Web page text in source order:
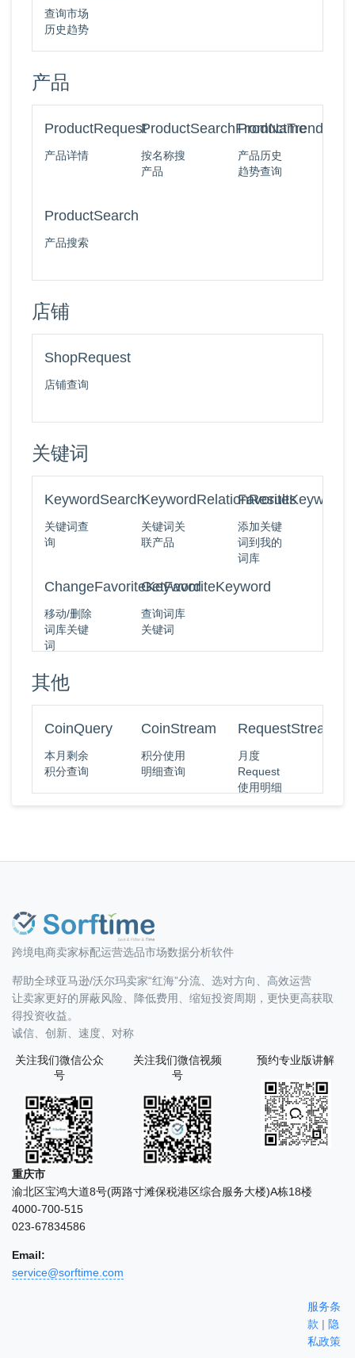
查询市场
历史趋势
产品
ProductRequest
产品详情
ProductSearchFromName
按名称搜
产品
ProductTrend
产品历史
趋势查询
ProductSearch
产品搜索
店铺
ShopRequest
店铺查询
关键词
KeywordSearch
关键词查
询
KeywordRelationResults
关键词关
联产品
FavoriteKeyword
添加关键
词到我的
词库
ChangeFavoriteKeyword
移动/删除
词库关键
词
GetFavoriteKeyword
查询词库
关键词
其他
CoinQuery
本月剩余
积分查询
CoinStream
积分使用
明细查询
月度
Request
使用明细
跨境电商卖家标配运营选品市场数据分析软件
帮助全球亚马逊/沃尔玛卖家“红海”分流、选对方向、高效运营
让卖家更好的屏蔽风险、降低费用、缩短投资周期，更快更高获取
得投资收益。
诚信、创新、速度、对称
关注我们微信公众
号
关注我们微信视频
号
预约专业版讲解
重庆市
渝北区宝鸿大道8号(两路寸滩保税港区综合服务大楼)A栋18楼
4000-700-515
023-67834586
Email:
service@sorftime.com
服务条
款 | 隐
私政策